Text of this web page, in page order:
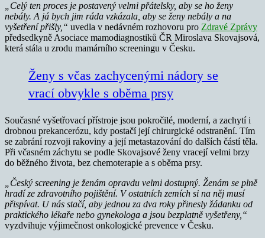
„Celý ten proces je postavený velmi přátelsky, aby se ho ženy
nebály. A já bych jim ráda vzkázala, aby se ženy nebály a na
vyšetření přišly,“ uvedla v nedávném rozhovoru pro Zdravé Zprávy
předsedkyně Asociace mamodiagnostiků ČR Miroslava Skovajsová,
která stála u zrodu mamárního screeningu v Česku.
Ženy s včas zachycenými nádory se
vrací obvykle s oběma prsy
Současné vyšetřovací přístroje jsou pokročilé, moderní, a zachytí i
drobnou prekancerózu, kdy postačí její chirurgické odstranění. Tím
se zabrání rozvoji rakoviny a její metastazování do dalších částí těla.
Při včasném záchytu se podle Skovajsové ženy vracejí velmi brzy
do běžného života, bez chemoterapie a s oběma prsy.
„Český screening je ženám opravdu velmi dostupný. Ženám se plně
hradí ze zdravotního pojištění. V ostatních zemích si na něj musí
přispívat. U nás stačí, aby jednou za dva roky přinesly žádanku od
praktického lékaře nebo gynekologa a jsou bezplatně vyšetřeny,“
vyzdvihuje výjimečnost onkologické prevence v Česku.